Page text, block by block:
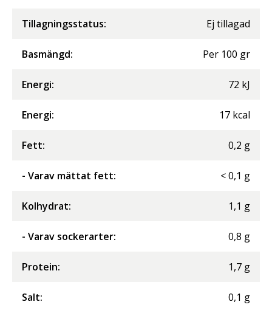
Tillagningsstatus: Ej tillagad
Basmängd: Per 100 gr
Energi: 72 kJ
Energi: 17 kcal
Fett: 0,2 g
- Varav mättat fett: <0,1 g
Kolhydrat: 1,1 g
- Varav sockerarter: 0,8 g
Protein: 1,7 g
Salt: 0,1 g